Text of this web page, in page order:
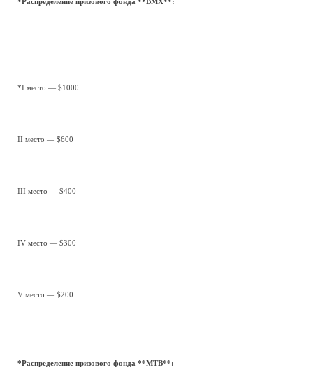
*Распределение призового фонда **BMX**:
*I место — $1000
II место — $600
III место — $400
IV место — $300
V место — $200
*Распределение призового фонда **MTB**: